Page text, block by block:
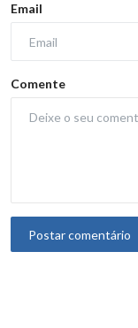
Email
Comente
Postar comentário